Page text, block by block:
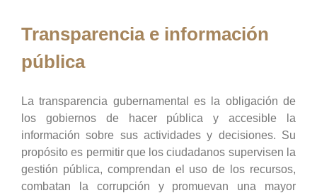
Transparencia e información
pública
La transparencia gubernamental es la obligación de
los gobiernos de hacer pública y accesible la
información sobre sus actividades y decisiones. Su
propósito es permitir que los ciudadanos supervisen la
gestión pública, comprendan el uso de los recursos,
combatan la corrupción y promuevan una mayor